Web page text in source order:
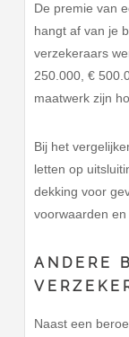
De premie van
hangt af van je
verzekeraars
250.000, €
maatwerk zijn
Bij het
letten op
dekking voor
voorwaarden
ANDERE
Naast een